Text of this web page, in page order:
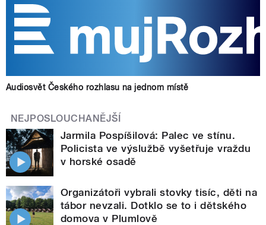
Audiosvět Českého rozhlasu na jednom místě
NEJPOSLOUCHANĚJŠÍ
Jarmila Pospíšilová: Palec ve stínu.
Policista ve výslužbě vyšetřuje vraždu
v horské osadě
Organizátoři vybrali stovky tisíc, děti na
tábor nevzali. Dotklo se to i dětského
domova v Plumlově